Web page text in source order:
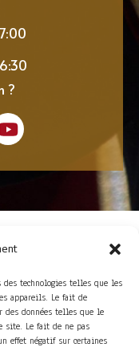
technologies telles que les
appareils. Le fait de
des données telles que le
site. Le fait de ne pas
effet négatif sur certaines
?